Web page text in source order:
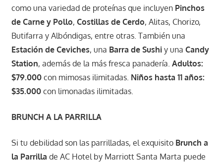
como una variedad de proteínas que incluyen Pinchos
de Carne y Pollo, Costillas de Cerdo, Alitas, Chorizo,
Butifarra y Albóndigas, entre otras. También una
Estación de Ceviches, una Barra de Sushiy una Candy
Station, además de la más fresca panadería. Adultos:
$79.000con mimosas ilimitadas. Niños hasta 11 años:
$35.000con limonadas ilimitadas.
BRUNCH A LA PARRILLA
Si tu debilidad son las parrilladas, el exquisito Brunch a
la Parrilla de AC Hotel by Marriott Santa Marta puede